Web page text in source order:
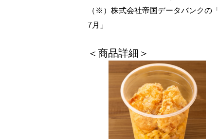
（※）株式会社帝国データバンクの
7月」
＜商品詳細＞